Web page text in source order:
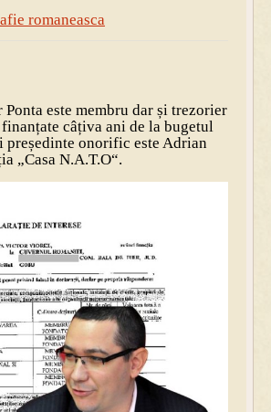
romaneasca
este membru dar și trezorier
câțiva ani de la bugetul
președinte onorific este Adrian
„Casa N.A.T.O“.